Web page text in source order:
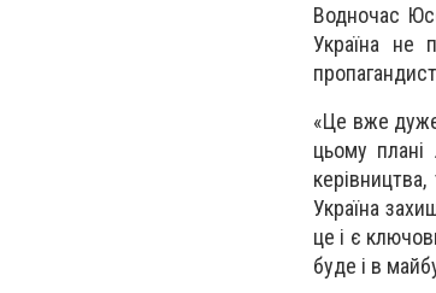
Водночас
Україна не
«Це вже
цьому плані
Україна
це і є
буде і в